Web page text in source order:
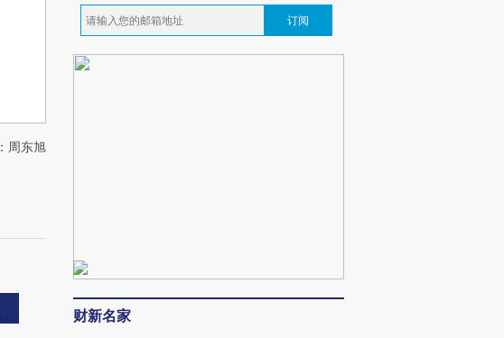
周东旭
订阅
财新名家